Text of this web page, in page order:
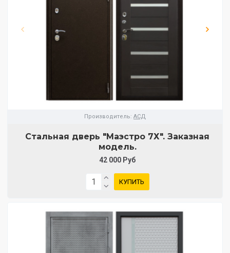
Производитель: АСД
Стальная дверь "Маэстро 7Х". Заказная
модель.
42 000 Руб
КУПИТЬ